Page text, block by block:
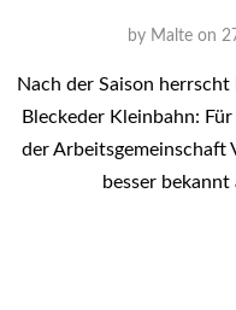
by Malte on
Nach der Saison
Bleckeder Kleinbahn:
der Arbeitsgemeinschaft
besser